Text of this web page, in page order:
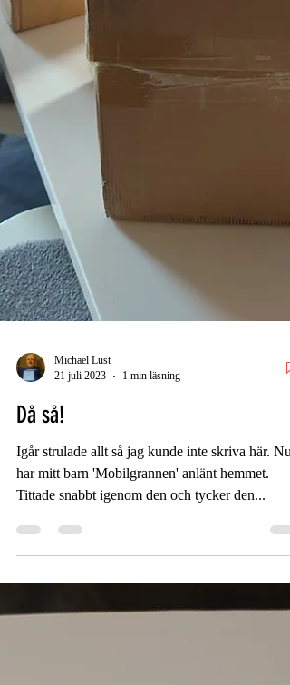
21 juli 2023
Då så!
Igår strulade allt så jag kunde inte skriva här. Nu
har mitt barn 'Mobilgrannen' anlänt hemmet.
Tittade snabbt igenom den och tycker den...